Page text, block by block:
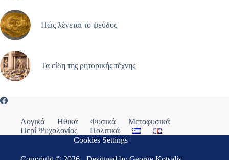
Πώς λέγεται το ψεύδος
Τα είδη της ρητορικής τέχνης
Λογικά Ηθικά Φυσικά
Μεταφυσικά
Περί Ψυχολογίας
Πολιτικά
Cookies Settings